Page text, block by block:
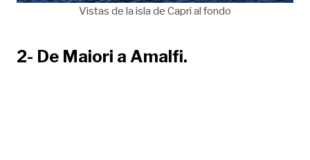
Vistas de la isla de Capri al fondo
2- De Maiori a Amalfi.